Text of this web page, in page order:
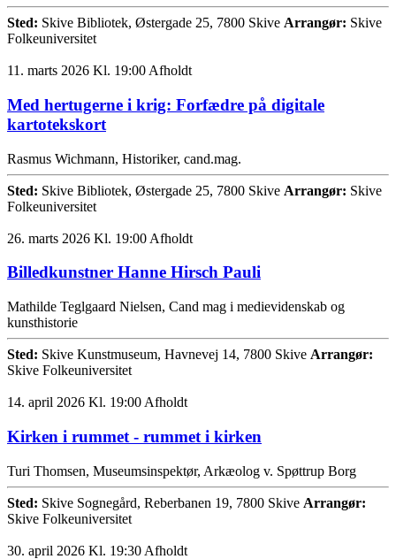
Sted: Skive Bibliotek, Østergade 25, 7800 Skive Arrangør: Skive
Folkeuniversitet
11. marts 2026 Kl. 19:00 Afholdt
Med hertugerne i krig: Forfædre på digitale
kartotekskort
Rasmus Wichmann, Historiker, cand.mag.
Sted: Skive Bibliotek, Østergade 25, 7800 Skive Arrangør: Skive
Folkeuniversitet
26. marts 2026 Kl. 19:00 Afholdt
Billedkunstner Hanne Hirsch Pauli
Mathilde Teglgaard Nielsen, Cand mag i medievidenskab og
kunsthistorie
Sted: Skive Kunstmuseum, Havnevej 14, 7800 Skive Arrangør:
Skive Folkeuniversitet
14. april 2026 Kl. 19:00 Afholdt
Kirken i rummet - rummet i kirken
Turi Thomsen, Museumsinspektør, Arkæolog v. Spøttrup Borg
Sted: Skive Sognegård, Reberbanen 19, 7800 Skive Arrangør:
Skive Folkeuniversitet
30. april 2026 Kl. 19:30 Afholdt